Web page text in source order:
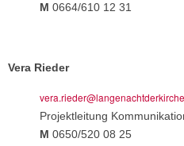
M 0664/610 12 31
Vera Rieder
Projektleitung
M 0650/520 08 25